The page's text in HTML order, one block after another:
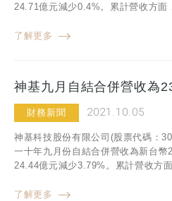
24.71億元減少0.4%。累計營收方面
了解更多
神基九月自結合併營收為
財務新聞 2021.10.05
神基科技股份有限公司(股票代碼：
一十年九月份自結合併營收為新台
24.44億元減少3.79%。累計營收方
了解更多